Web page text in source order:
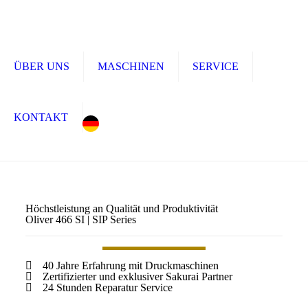
ÜBER UNS MASCHINEN SERVICE
KONTAKT
Höchstleistung an Qualität und Produktivität
Oliver 466 SI | SIP Series
40 Jahre Erfahrung mit Druckmaschinen
Zertifizierter und exklusiver Sakurai Partner
24 Stunden Reparatur Service